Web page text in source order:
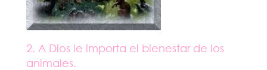
2. A Dios le importa el bienestar de los
animales.